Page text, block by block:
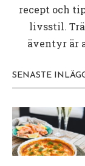
recept och
livsstil.
äventyr är
SENASTE